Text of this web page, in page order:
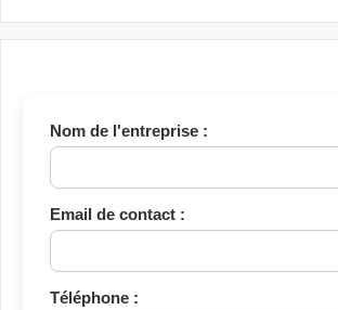
Nom de l'entreprise :
Email de contact :
Téléphone :